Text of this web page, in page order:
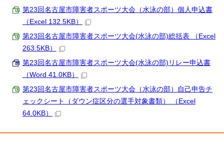
第23回名古屋市障害者スポーツ大会（水泳の部）個人申込書
（Excel 132.5KB）
第23回名古屋市障害者スポーツ大会(水泳の部)総括表 （Excel
263.5KB）
第23回名古屋市障害者スポーツ大会(水泳の部)リレー申込書
（Word 41.0KB）
第23回名古屋市障害者スポーツ大会（水泳の部）自己申告チ
ェックシート（ダウン症区分の選手対象書類） （Excel
64.0KB）